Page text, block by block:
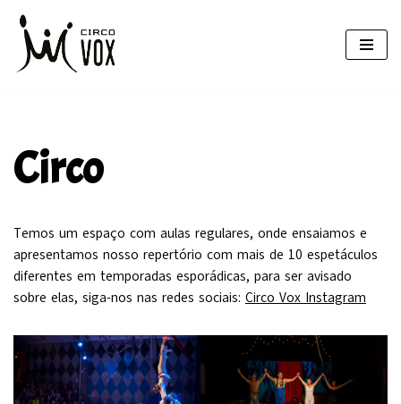
Pular
para
Circo
Temos um espaço com aulas regulares, onde ensaiamos e
apresentamos nosso repertório com mais de 10 espetáculos
diferentes em temporadas esporádicas, para ser avisado
sobre elas, siga-nos nas redes sociais: Circo Vox Instagram